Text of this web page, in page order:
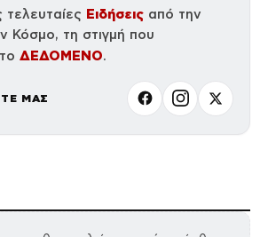
τελευταίες Ειδήσεις από την
Κόσμο, τη στιγμή που
ΔΕΔΟΜΕΝΟ.
ΜΑΣ